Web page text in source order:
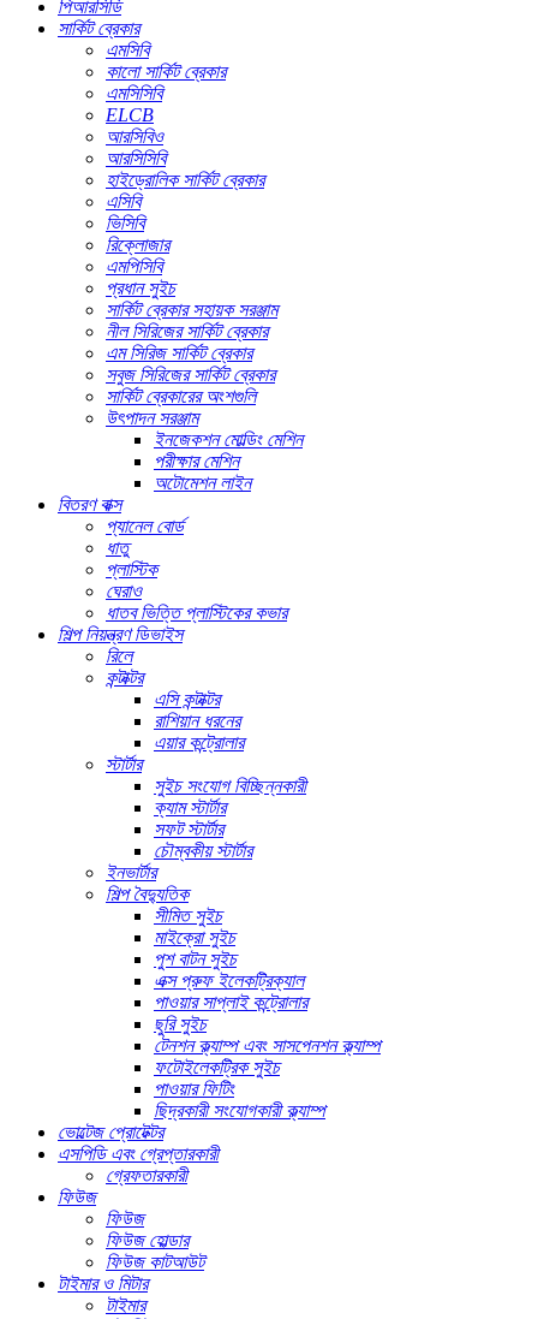
পিআরসিডি
সার্কিট ব্রেকার
এমসিবি
কালো সার্কিট ব্রেকার
এমসিসিবি
ELCB
আরসিবিও
আরসিসিবি
হাইড্রোলিক সার্কিট ব্রেকার
এসিবি
ভিসিবি
রিক্লোজার
এমপিসিবি
প্রধান সুইচ
সার্কিট ব্রেকার সহায়ক সরঞ্জাম
নীল সিরিজের সার্কিট ব্রেকার
এম সিরিজ সার্কিট ব্রেকার
সবুজ সিরিজের সার্কিট ব্রেকার
সার্কিট ব্রেকারের অংশগুলি
উৎপাদন সরঞ্জাম
ইনজেকশন মোল্ডিং মেশিন
পরীক্ষার মেশিন
অটোমেশন লাইন
বিতরণ বাক্স
প্যানেল বোর্ড
ধাতু
প্লাস্টিক
ঘেরাও
ধাতব ভিত্তি প্লাস্টিকের কভার
শিল্প নিয়ন্ত্রণ ডিভাইস
রিলে
কন্টাক্টর
এসি কন্টাক্টর
রাশিয়ান ধরনের
এয়ার কন্ট্রোলার
স্টার্টার
সুইচ সংযোগ বিচ্ছিন্নকারী
ক্যাম স্টার্টার
সফট স্টার্টার
চৌম্বকীয় স্টার্টার
ইনভার্টার
শিল্প বৈদ্যুতিক
সীমিত সুইচ
মাইক্রো সুইচ
পুশ বাটন সুইচ
এক্স প্রুফ ইলেকট্রিক্যাল
পাওয়ার সাপ্লাই কন্ট্রোলার
ছুরি সুইচ
টেনশন ক্ল্যাম্প এবং সাসপেনশন ক্ল্যাম্প
ফটোইলেকট্রিক সুইচ
পাওয়ার ফিটিং
ছিদ্রকারী সংযোগকারী ক্ল্যাম্প
ভোল্টেজ প্রোটেক্টর
এসপিডি এবং গ্রেপ্তারকারী
গ্রেফতারকারী
ফিউজ
ফিউজ
ফিউজ হোল্ডার
ফিউজ কাটআউট
টাইমার ও মিটার
টাইমার